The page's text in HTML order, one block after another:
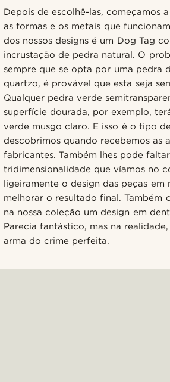
Depois de escolhê-las, começamos
as formas e os metais que
dos nossos designs é um Dog Tag
incrustação de pedra natural. O
sempre que se opta por uma pedra
quartzo, é provável que esta seja
Qualquer pedra verde
superfície dourada, por exemplo,
verde musgo claro. E isso é o tipo
descobrimos quando recebemos as
fabricantes. Também lhes pode
tridimensionalidade que víamos no
ligeiramente o design das peças em
melhorar o resultado final. Também
na nossa coleção um design em
Parecia fantástico, mas na
arma do crime perfeita.